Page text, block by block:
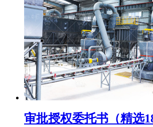
审批授权委托书（精选